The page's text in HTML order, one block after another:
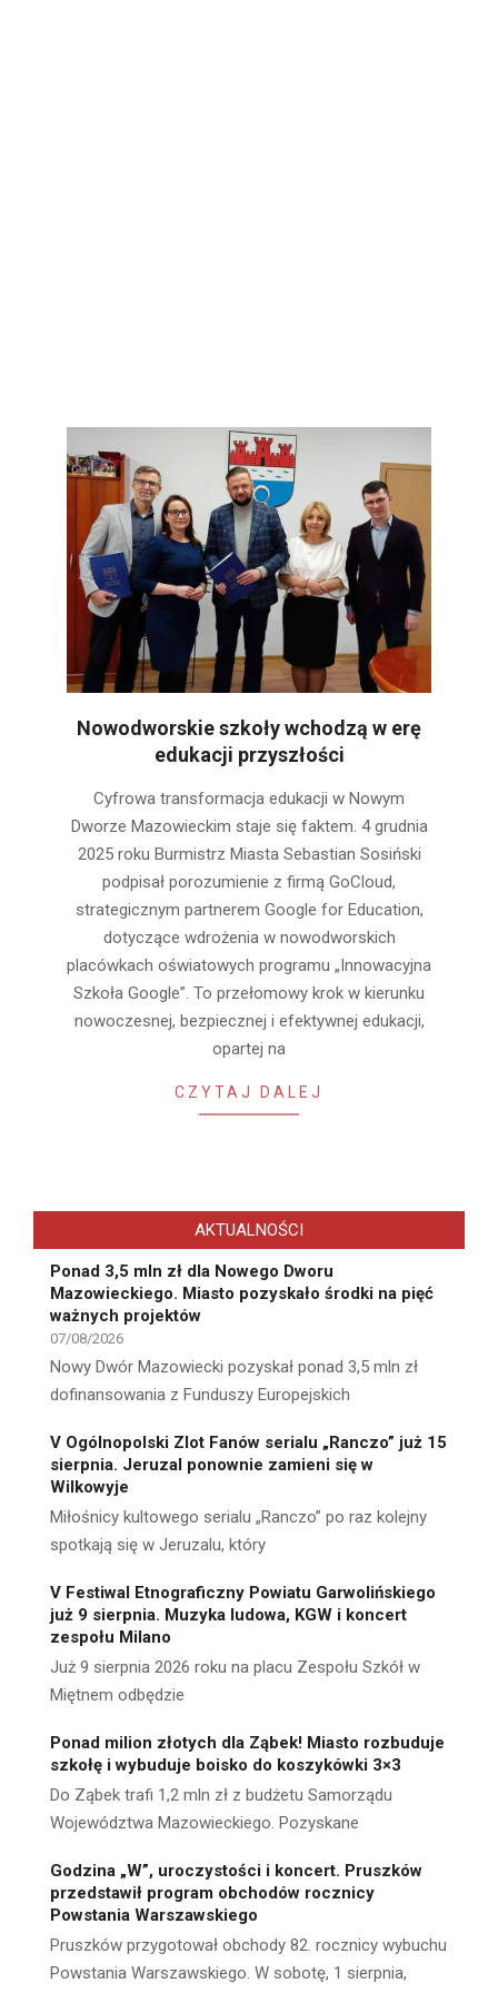
Nowodworskie szkoły wchodzą w erę
edukacji przyszłości
02
Cyfrowa transformacja edukacji w Nowym
Dworze Mazowieckim staje się faktem. 4 grudnia
2025 roku Burmistrz Miasta Sebastian Sosiński
podpisał porozumienie z firmą GoCloud,
strategicznym partnerem Google for Education,
dotyczące wdrożenia w nowodworskich
placówkach oświatowych programu „Innowacyjna
Szkoła Google”. To przełomowy krok w kierunku
nowoczesnej, bezpiecznej i efektywnej edukacji,
opartej na
CZYTAJ DALEJ
AKTUALNOŚCI
Ponad 3,5 mln zł dla Nowego Dworu
Mazowieckiego. Miasto pozyskało środki na pięć
ważnych projektów
07/08/2026
Nowy Dwór Mazowiecki pozyskał ponad 3,5 mln zł
dofinansowania z Funduszy Europejskich
V Ogólnopolski Zlot Fanów serialu „Ranczo” już 15
sierpnia. Jeruzal ponownie zamieni się w
Wilkowyje
Miłośnicy kultowego serialu „Ranczo” po raz kolejny
spotkają się w Jeruzalu, który
V Festiwal Etnograficzny Powiatu Garwolińskiego
już 9 sierpnia. Muzyka ludowa, KGW i koncert
zespołu Milano
Już 9 sierpnia 2026 roku na placu Zespołu Szkół w
Miętnem odbędzie
Ponad milion złotych dla Ząbek! Miasto rozbuduje
szkołę i wybuduje boisko do koszykówki 3×3
Do Ząbek trafi 1,2 mln zł z budżetu Samorządu
Województwa Mazowieckiego. Pozyskane
Godzina „W”, uroczystości i koncert. Pruszków
przedstawił program obchodów rocznicy
Powstania Warszawskiego
Pruszków przygotował obchody 82. rocznicy wybuchu
Powstania Warszawskiego. W sobotę, 1 sierpnia,